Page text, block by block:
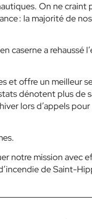
On ne craint
: la majorité de
caserne a rehaussé
et offre un meilleur
dénotent plus de
lors d’appels
notre mission avec
de Saint-